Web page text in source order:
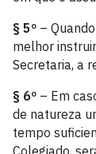
§ 5º –
melhor
Secretaria, a
§ 6º – Em
de natureza
tempo
Colegiado,